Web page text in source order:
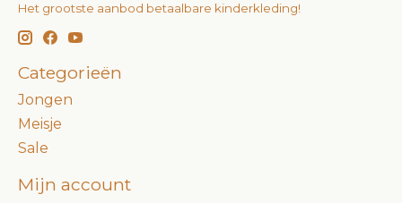
Het grootste aanbod betaalbare kinderkleding!
Categorieën
Jongen
Meisje
Sale
Mijn account